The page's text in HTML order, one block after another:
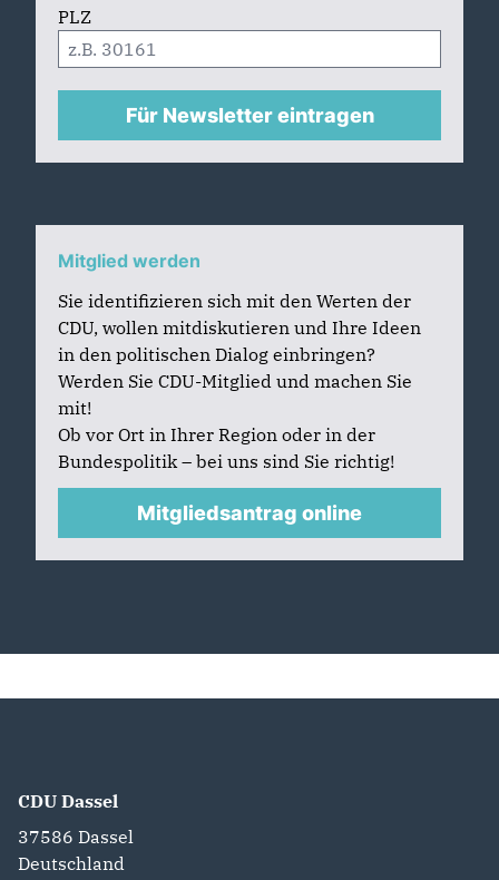
PLZ
Für Newsletter eintragen
Mitglied werden
Sie identifizieren sich mit den Werten der
CDU, wollen mitdiskutieren und Ihre Ideen
in den politischen Dialog einbringen?
Werden Sie CDU-Mitglied und machen Sie
mit!
Ob vor Ort in Ihrer Region oder in der
Bundespolitik – bei uns sind Sie richtig!
Mitgliedsantrag online
CDU Dassel
37586 Dassel
Deutschland